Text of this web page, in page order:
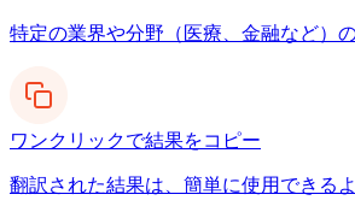
特定の業界や分野（医療、金融など）
ワンクリックで結果をコピー
翻訳された結果は、簡単に使用できる